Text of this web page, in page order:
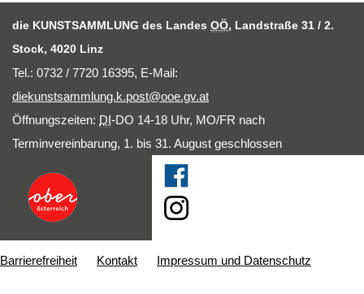
die KUNSTSAMMLUNG des Landes OÖ, Landstraße 31 / 2.
Stock, 4020 Linz
Tel.: 0732 / 7720 16395, E-Mail:
diekunstsammlung.k.post@ooe.gv.at
Öffnungszeiten: DI-DO 14-18 Uhr, MO/FR nach
Terminvereinbarung, 1. bis 31. August geschlossen
Barrierefreiheit Kontakt Impressum und Datenschutz